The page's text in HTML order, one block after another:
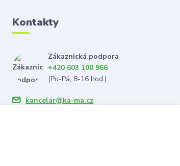
Kontakty
Zákaznická podpora
+420 603 100 966
(Po-Pá, 8-16 hod.)
kancelar@ka-ma.cz